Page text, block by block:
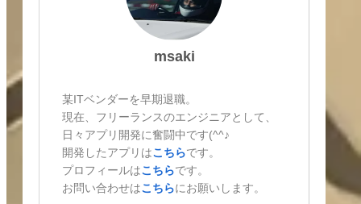
msaki
某ITベンダーを早期退職。
現在、フリーランスのエンジニアとして、
日々アプリ開発に奮闘中です(^^♪
開発したアプリはこちらです。
プロフィールはこちらです。
お問い合わせはこちらにお願いします。